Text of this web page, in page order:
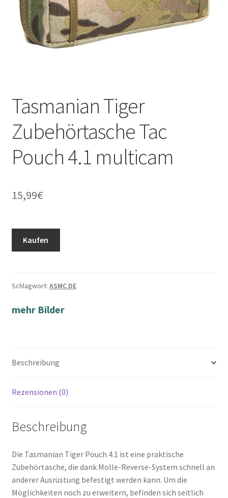
Tasmanian Tiger
Zubehörtasche Tac
Pouch 4.1 multicam
15,99€
Kaufen
Schlagwort: ASMC DE
mehr Bilder
Beschreibung
Rezensionen (0)
Beschreibung
Die Tasmanian Tiger Pouch 4.1 ist eine praktische
Zubehörtasche, die dank Molle-Reverse-System schnell an
anderer Ausrüstung befestigt werden kann. Um die
Möglichkeiten noch zu erweitern, befinden sich seitlich